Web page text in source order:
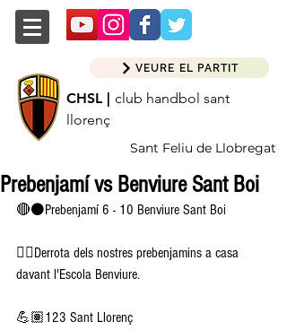
CHSL | club handbol sant
llorenç
Sant Feliu de Llobregat
VEURE EL PARTIT
Prebenjamí vs Benviure Sant Boi
🔴⚫️Prebenjamí 6 - 10 Benviure Sant Boi
👉🏽Derrota dels nostres prebenjamins a casa
davant l'Escola Benviure.
💪🏽123 Sant Llorenç